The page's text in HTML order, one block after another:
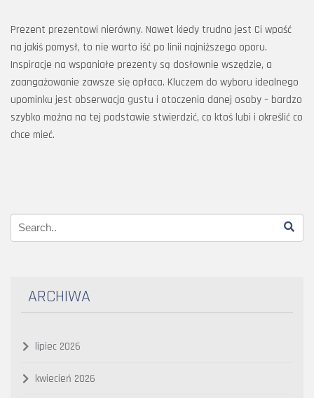
Prezent prezentowi nierówny. Nawet kiedy trudno jest Ci wpaść
na jakiś pomysł, to nie warto iść po linii najniższego oporu.
Inspiracje na wspaniałe prezenty są dosłownie wszędzie, a
zaangażowanie zawsze się opłaca. Kluczem do wyboru idealnego
upominku jest obserwacja gustu i otoczenia danej osoby – bardzo
szybko można na tej podstawie stwierdzić, co ktoś lubi i określić co
chce mieć.
ARCHIWA
lipiec 2026
kwiecień 2026